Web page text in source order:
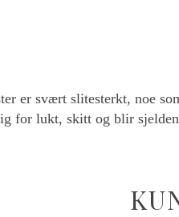
er svært slitesterkt, noe
for lukt, skitt og blir